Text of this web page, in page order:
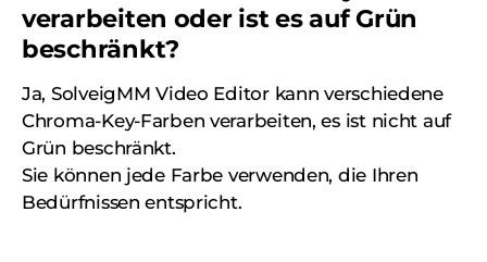
verarbeiten oder ist es auf Grün
beschränkt?
Ja, SolveigMM Video Editor kann verschiedene
Chroma-Key-Farben verarbeiten, es ist nicht auf
Grün beschränkt.
Sie können jede Farbe verwenden, die Ihren
Bedürfnissen entspricht.